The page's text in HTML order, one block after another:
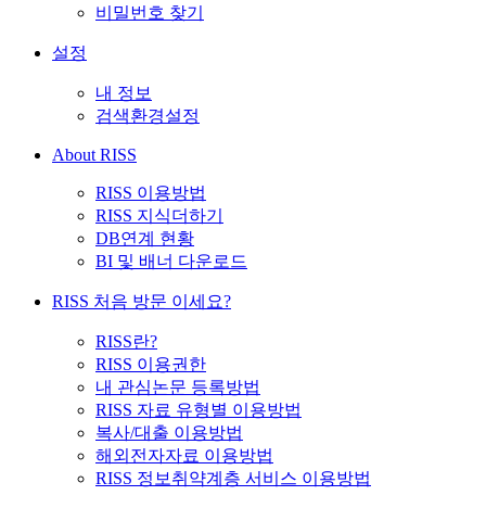
비밀번호 찾기
설정
내 정보
검색환경설정
About RISS
RISS 이용방법
RISS 지식더하기
DB연계 현황
BI 및 배너 다운로드
RISS 처음 방문 이세요?
RISS란?
RISS 이용권한
내 관심논문 등록방법
RISS 자료 유형별 이용방법
복사/대출 이용방법
해외전자자료 이용방법
RISS 정보취약계층 서비스 이용방법